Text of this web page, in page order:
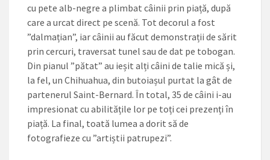
cu pete alb-negre a plimbat câinii prin piață, după
care a urcat direct pe scenă. Tot decorul a fost
”dalmațian”, iar câinii au făcut demonstrații de sărit
prin cercuri, traversat tunel sau de dat pe tobogan.
Din pianul ”pătat” au ieșit alți câini de talie mică și,
la fel, un Chihuahua, din butoiașul purtat la gât de
partenerul Saint-Bernard. În total, 35 de câini i-au
impresionat cu abilitățile lor pe toți cei prezenți în
piață. La final, toată lumea a dorit să de
fotografieze cu ”artiștii patrupezi”.